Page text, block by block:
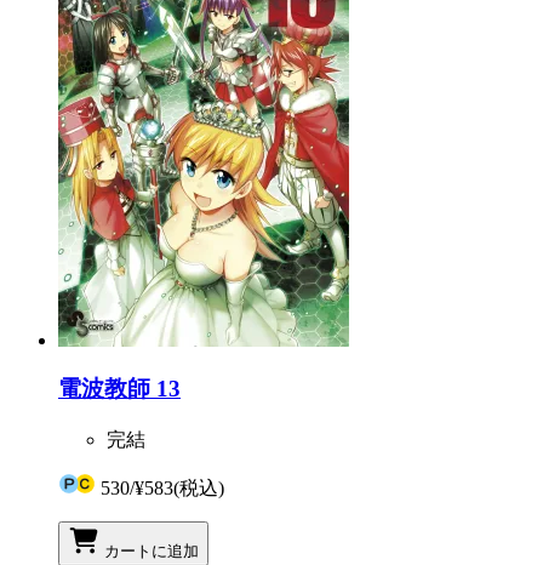
電波教師 13
完結
530/¥583(税込)
カートに追加